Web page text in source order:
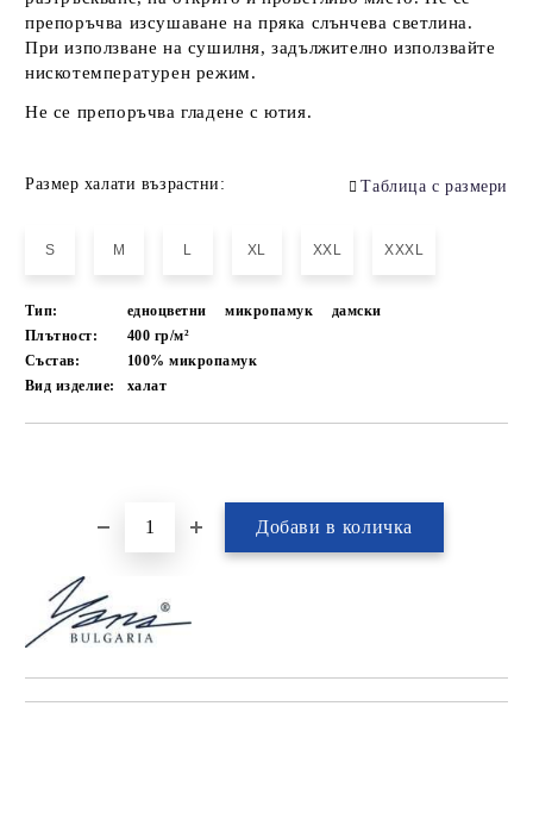
препоръчва изсушаване на пряка слънчева светлина.
При използване на сушилня, задължително използвайте
нискотемпературен режим.
Не се препоръчва гладене с ютия.
Размер халати възрастни: Таблица с размери
S M L XL XXL XXXL
Тип: едноцветни микропамук
дамски
Плътност:
400 гр/м²
Състав:
100% микропамук
Вид изделие:
халат